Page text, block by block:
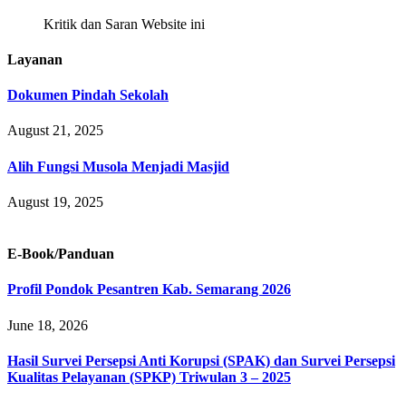
Kritik dan Saran Website ini
Layanan
Dokumen Pindah Sekolah
August 21, 2025
Alih Fungsi Musola Menjadi Masjid
August 19, 2025
E-Book/Panduan
Profil Pondok Pesantren Kab. Semarang 2026
June 18, 2026
Hasil Survei Persepsi Anti Korupsi (SPAK) dan Survei Persepsi
Kualitas Pelayanan (SPKP) Triwulan 3 – 2025